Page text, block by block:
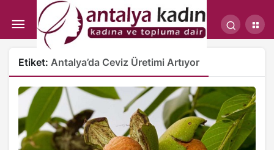
Etiket: Antalya’da Ceviz Üretimi Artıyor